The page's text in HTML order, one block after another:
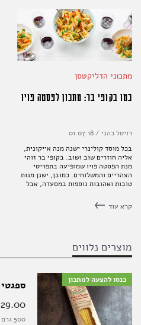
מתכוני הדליקטסן
כמו בקופי בר: מתכון לפסטה פויו
רויטל כהני /
01.07.18
בכל מוסד קולינרי ישנה מנה אייקונית,
אליה חוזרים שוב ושוב. בקופי בר זוהי
מנת הפסטה פויו שמופיעה בתפריטי
הצהריים והמשלוחים. כמובן, ישנן מנות
טובות ואהובות נוספות במסעדה, אבל
הלקוחות הוותיקים והעובדים ותמיד
מעוררת בהם זיכרונות נוסטלגיים
קרא עוד
מוצרים נלווים
כנסו להצעה למתכון ספגטי RUSTICHELLA
29.00 ‏₪
500 גרם - (5.80 ‏₪ / 100 גרם)